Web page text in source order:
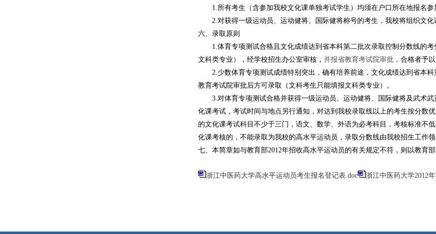
1.所有考生（含参加我校文化课单独考试学生）均须在户口所在地报名参
2.对获得一级运动员、运动健将、国际健将称号的考生，我校将组织文化
六、录取原则
1.体育专项测试合格且文化成绩达到省本科第二批次录取控制分数线的
文科类专业），经学校招生办公室审核， 并报省教育考试院审批， 合格者予
2.少数体育专项测试成绩特别突出，确有培养前途，文化成绩达到省本
教育考试院审批后方可录取（文科考生只能填报文科类专业）。
3.对体育专项测试合格并获得一级运动员、运动健将、国际健将及武术
化课考试，考试时间与地点另行通知，对达到我校录取线以上的考生按分数
的文化课考试科目不少于三门，语文、数学、外语为必考科目，考核标准不
化课考核的，不能录取为我校的高水平运动员，录取分数线由我校招生工作领
七、本简章如与教育部2012年招收高水平运动员的有关规定不符，则以教育部
浙江中医药大学高水平运动员考生报名登记表.doc 浙江中医药大学2012